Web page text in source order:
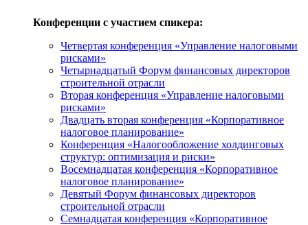
Конференции с участием спикера:
Четвертая конференция «Управление налоговыми
рисками»
Четырнадцатый Форум финансовых директоров
строительной отрасли
Вторая конференция «Управление налоговыми
рисками»
Двадцать вторая конференция «Корпоративное
налоговое планирование»
Конференция «Налогообложение холдинговых
структур: оптимизация и риски»
Восемнадцатая конференция «Корпоративное
налоговое планирование»
Девятый Форум финансовых директоров
строительной отрасли
Семнадцатая конференция «Корпоративное